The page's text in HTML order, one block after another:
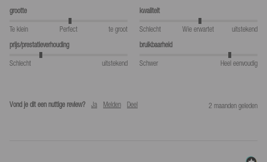
grootte
Te klein Perfect te groot
kwaliteit
Schlecht Wie erwartet
uitstekend
prijs/prestatieverhouding
Schlecht uitstekend
bruikbaarheid
Schwer Heel eenvoudig
Vond je dit een nuttige review? Ja Melden Deel 2 maanden geleden